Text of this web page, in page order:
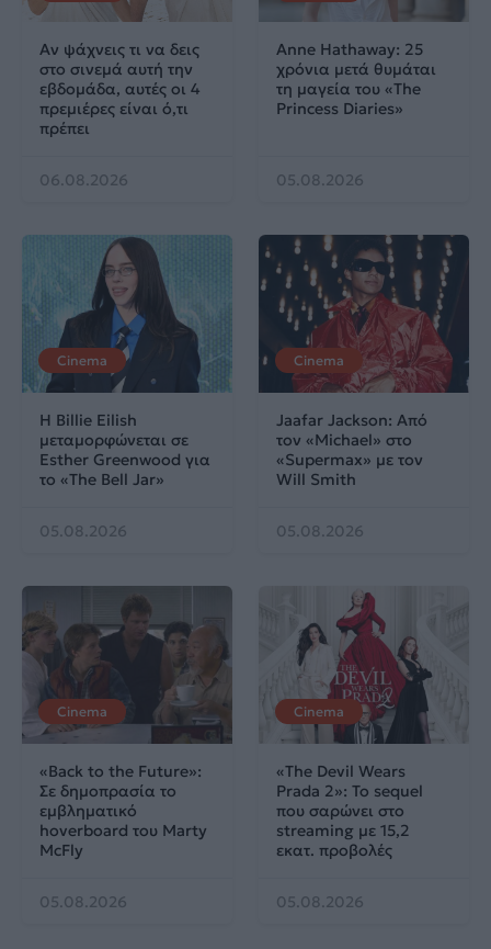
Αν ψάχνεις τι να δεις
στο σινεμά αυτή την
εβδομάδα, αυτές οι 4
πρεμιέρες είναι ό,τι
πρέπει
06.08.2026
Anne Hathaway: 25
χρόνια μετά θυμάται
τη μαγεία του «The
Princess Diaries»
05.08.2026
Cinema
Η Billie Eilish
μεταμορφώνεται σε
Esther Greenwood για
το «The Bell Jar»
05.08.2026
Cinema
Jaafar Jackson: Από
τον «Michael» στο
«Supermax» με τον
Will Smith
05.08.2026
Cinema
«Back to the Future»:
Σε δημοπρασία το
εμβληματικό
hoverboard του Marty
McFly
05.08.2026
Cinema
«The Devil Wears
Prada 2»: Το sequel
που σαρώνει στο
streaming με 15,2
εκατ. προβολές
05.08.2026